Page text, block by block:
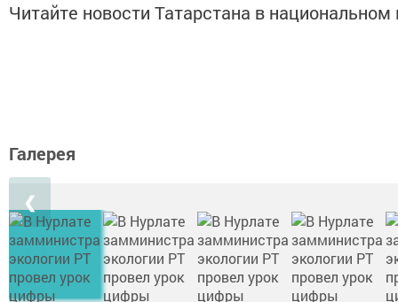
Читайте новости Татарстана в
Галерея
❮